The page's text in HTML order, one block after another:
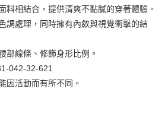
料相結合，提供清爽不黏膩的穿著體驗。
調處理，同時擁有內斂與視覺衝擊的結
部線條、修飾身形比例。
042-32-621
因活動而有所不同。